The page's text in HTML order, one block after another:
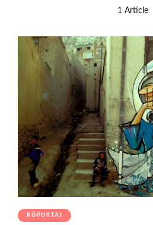
1 Article
RÖPORTAJ